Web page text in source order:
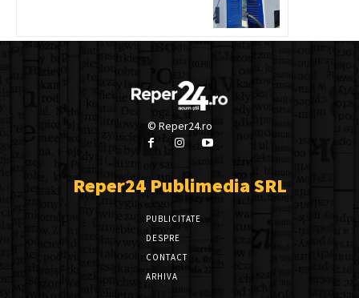
© Reper24.ro
Reper24 Publimedia SRL
PUBLICITATE
DESPRE
CONTACT
ARHIVA